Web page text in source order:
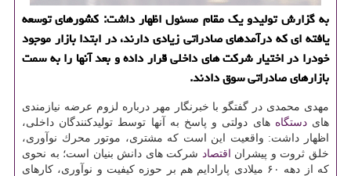
به گزارش تولیدو یك مقام مسئول اظهار داشت: كشورهای توسعه
یافته ای كه درآمدهای صادراتی زیادی دارند، در ابتدا بازار موجود
خودرا در اختیار شركت های داخلی قرار داده و بعد آنها را به سمت
بازارهای صادراتی سوق دادند.
مهدی محمدی در گفتگو با خبرنگار مهر درباره لزوم عرضه نیازمندی
هایدستگاه های دولتی و پاسخ به آنها توسط تولیدكنندگان داخلی،
اظهار داشت: واقعیت این است كه مشتری، موتور محرك نوآوری،
خلق ثروت و پیشران
اقتصاد شركت های دانش بنیان است؛ به نحوی
كه از دهه ۶۰ میلادی پارادایم هم بر حوزه كیفیت و نوآوری، كارهای